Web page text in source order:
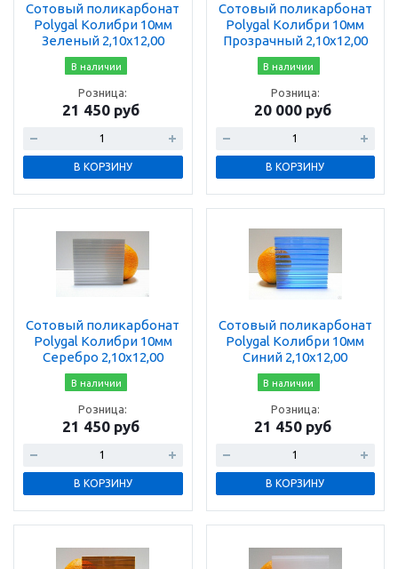
Сотовый поликарбонат
Polygal Колибри 10мм
Зеленый 2,10x12,00
В наличии
Розница:
21 450 руб
В КОРЗИНУ
Сотовый поликарбонат
Polygal Колибри 10мм
Прозрачный 2,10x12,00
В наличии
Розница:
20 000 руб
В КОРЗИНУ
Сотовый поликарбонат
Polygal Колибри 10мм
Серебро 2,10x12,00
В наличии
Розница:
21 450 руб
В КОРЗИНУ
Сотовый поликарбонат
Polygal Колибри 10мм
Синий 2,10x12,00
В наличии
Розница:
21 450 руб
В КОРЗИНУ